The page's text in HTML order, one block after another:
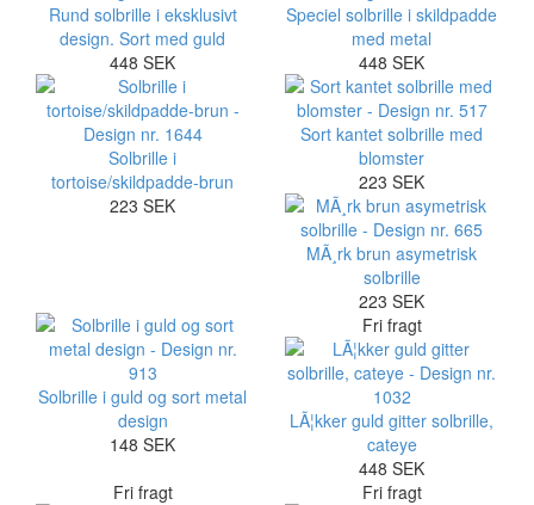
Rund solbrille i eksklusivt
design. Sort med guld
448 SEK
Speciel solbrille i skildpadde
med metal
448 SEK
Solbrille i
tortoise/skildpadde-brun
223 SEK
Sort kantet solbrille med
blomster
223 SEK
MÃ¸rk brun asymetrisk
solbrille
223 SEK
Solbrille i guld og sort metal
design
148 SEK
Fri fragt
LÃ¦kker guld gitter solbrille,
cateye
448 SEK
Fri fragt
Fri fragt